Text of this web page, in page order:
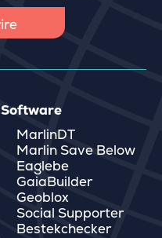
Software
MarlinDT
Marlin Save Below
Eaglebe
GaiaBuilder
Geoblox
Social Supporter
Bestekchecker